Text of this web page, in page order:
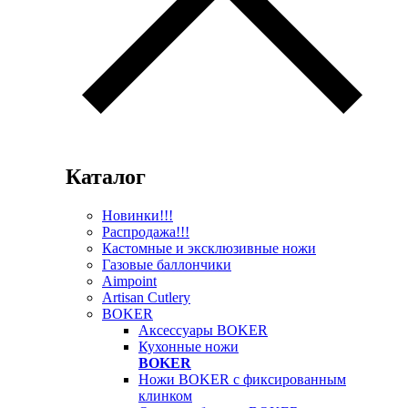
Каталог
Новинки!!!
Распродажа!!!
Кастомные и эксклюзивные ножи
Газовые баллончики
Aimpoint
Artisan Cutlery
BOKER
Аксессуары BOKER
Кухонные ножи
BOKER
Ножи BOKER с фиксированным
клинком